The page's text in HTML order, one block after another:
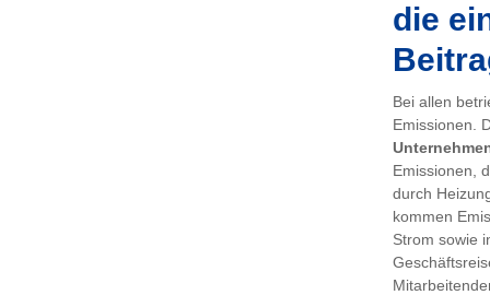
die
Bei allen
Emissionen.
Emissionen,
durch
kommen
Strom sowie